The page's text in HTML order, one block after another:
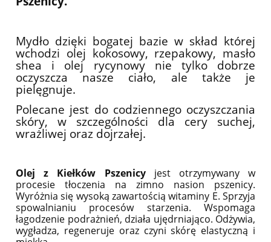
Mydło dzięki bogatej bazie w skład której
wchodzi olej kokosowy, rzepakowy, masło
shea i olej rycynowy nie tylko dobrze
oczyszcza nasze ciało, ale także je
pielęgnuje.
Polecane jest do codziennego oczyszczania
skóry, w szczególności dla cery suchej,
wrażliwej oraz dojrzałej.
Olej z Kiełków Pszenicy jest otrzymywany w
procesie tłoczenia na zimno nasion pszenicy.
Wyróżnia się wysoką zawartością witaminy E. Sprzyja
spowalnianiu procesów starzenia. Wspomaga
łagodzenie podrażnień, działa ujędrniająco. Odżywia,
wygładza, regeneruje oraz czyni skórę elastyczną i